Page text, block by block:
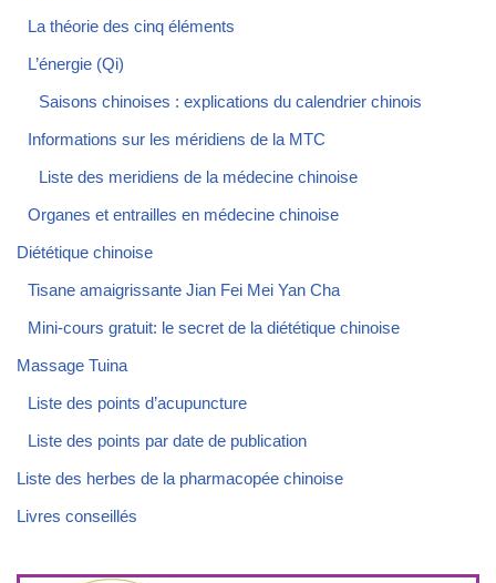
La théorie des cinq éléments
L’énergie (Qi)
Saisons chinoises : explications du calendrier chinois
Informations sur les méridiens de la MTC
Liste des meridiens de la médecine chinoise
Organes et entrailles en médecine chinoise
Diététique chinoise
Tisane amaigrissante Jian Fei Mei Yan Cha
Mini-cours gratuit: le secret de la diététique chinoise
Massage Tuina
Liste des points d’acupuncture
Liste des points par date de publication
Liste des herbes de la pharmacopée chinoise
Livres conseillés